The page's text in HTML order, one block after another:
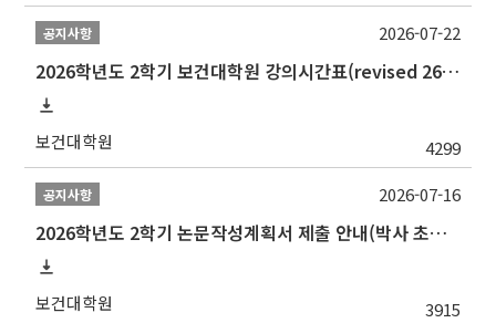
공지사항
2026학년도 2학기 보건대학원 강의시간표(revised 260803)(2026 2nd SEMESTER SNU GSPH TIMETABLE)
보건대학원 4299
2026-07-22
공지사항
2026학년도 2학기 논문작성계획서 제출 안내(박사 초심 일정 포함)_Thesis Proposal
보건대학원 3915
2026-07-16